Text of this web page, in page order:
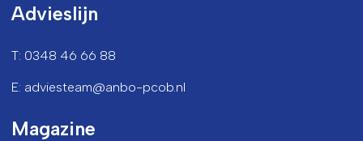
Advieslijn
T: 0348 46 66 88
E: adviesteam@anbo-pcob.nl
Magazine